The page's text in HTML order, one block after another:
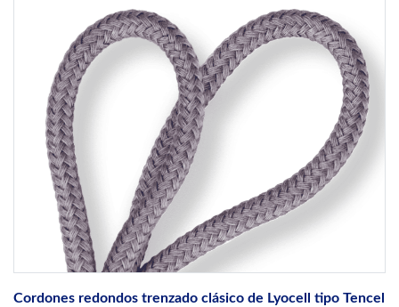
Cordones redondos trenzado clásico de Lyocell tipo Tencel